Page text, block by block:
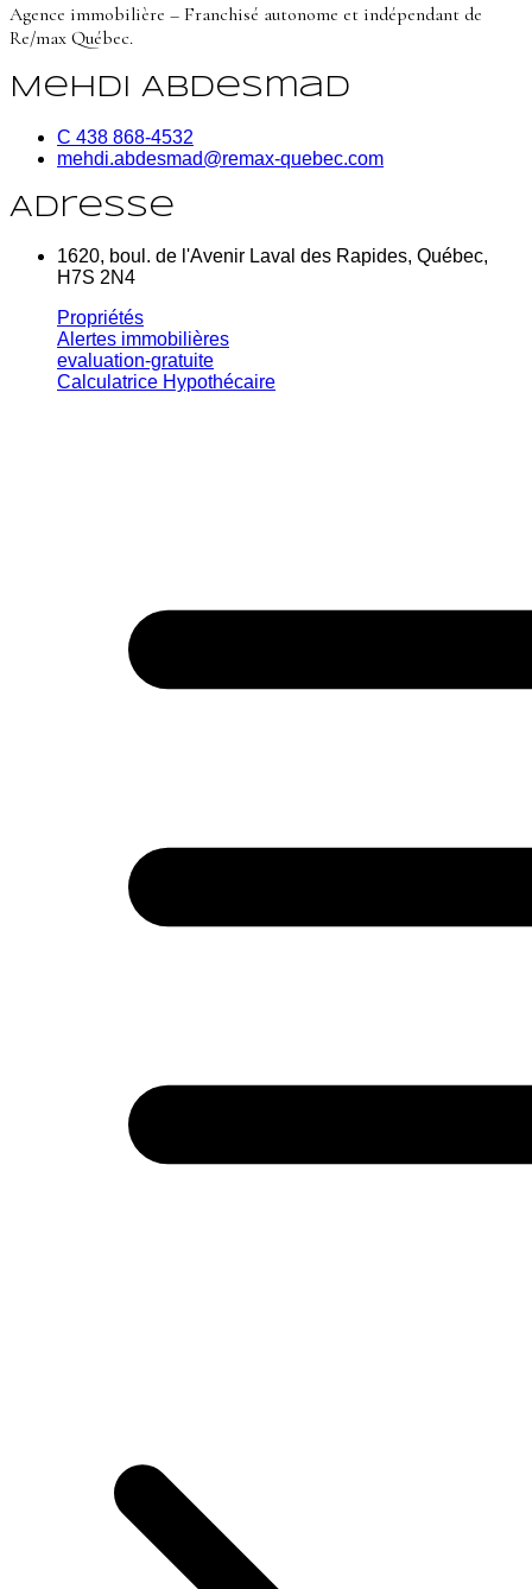
Agence immobilière – Franchisé autonome et indépendant de
Re/max Québec.
Mehdi Abdesmad
C 438 868-4532
mehdi.abdesmad@remax-quebec.com
Adresse
1620, boul. de l'Avenir Laval des Rapides, Québec,
H7S 2N4
Propriétés
Alertes immobilières
evaluation-gratuite
Calculatrice Hypothécaire